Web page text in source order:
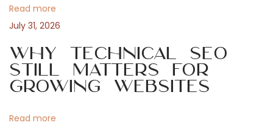
t
i
o
n
t
s
m
p
a
Read more
July 31, 2026
Why Technical SEO
Still Matters for
Growing Websites
Read more